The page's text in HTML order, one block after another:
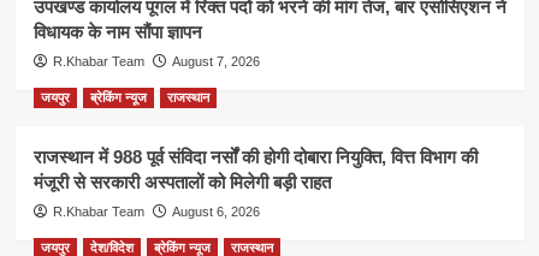
उपखण्ड कार्यालय पूगल में रिक्त पदों को भरने की मांग तेज, बार एसोसिएशन ने
विधायक के नाम सौंपा ज्ञापन
R.Khabar Team August 7, 2026
जयपुर ब्रेकिंग न्यूज राजस्थान
राजस्थान में 988 पूर्व संविदा नर्सों की होगी दोबारा नियुक्ति, वित्त विभाग की
मंजूरी से सरकारी अस्पतालों को मिलेगी बड़ी राहत
R.Khabar Team August 6, 2026
जयपुर देश/विदेश ब्रेकिंग न्यूज राजस्थान